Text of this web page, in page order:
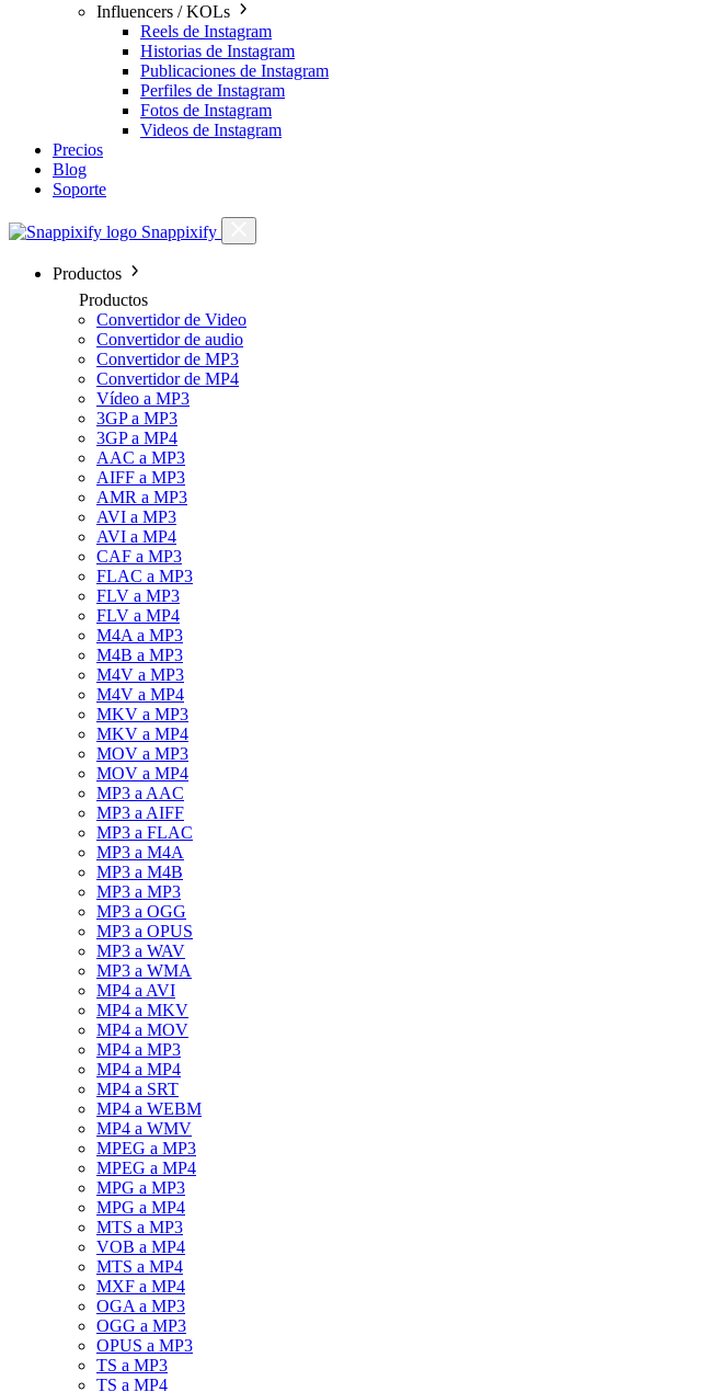
Influencers / KOLs
Reels de Instagram
Historias de Instagram
Publicaciones de Instagram
Perfiles de Instagram
Fotos de Instagram
Videos de Instagram
Precios
Blog
Soporte
Snappixify
Productos
Productos
Convertidor de Video
Convertidor de audio
Convertidor de MP3
Convertidor de MP4
Vídeo a MP3
3GP a MP3
3GP a MP4
AAC a MP3
AIFF a MP3
AMR a MP3
AVI a MP3
AVI a MP4
CAF a MP3
FLAC a MP3
FLV a MP3
FLV a MP4
M4A a MP3
M4B a MP3
M4V a MP3
M4V a MP4
MKV a MP3
MKV a MP4
MOV a MP3
MOV a MP4
MP3 a AAC
MP3 a AIFF
MP3 a FLAC
MP3 a M4A
MP3 a M4B
MP3 a MP3
MP3 a OGG
MP3 a OPUS
MP3 a WAV
MP3 a WMA
MP4 a AVI
MP4 a MKV
MP4 a MOV
MP4 a MP3
MP4 a MP4
MP4 a SRT
MP4 a WEBM
MP4 a WMV
MPEG a MP3
MPEG a MP4
MPG a MP3
MPG a MP4
MTS a MP3
VOB a MP4
MTS a MP4
MXF a MP4
OGA a MP3
OGG a MP3
OPUS a MP3
TS a MP3
TS a MP4